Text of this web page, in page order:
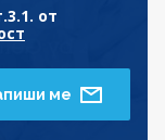
от
ме